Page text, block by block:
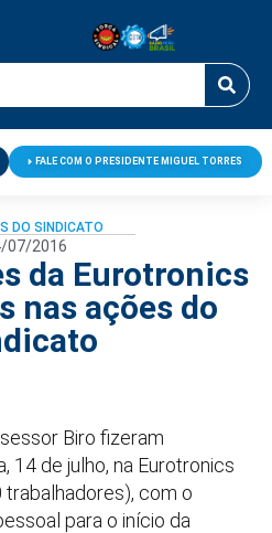
FALE COM O PRESIDENTE MIGUEL TORRES
DO SINDICATO
07/2016
da Eurotronics
nas ações do
Biro fizeram
14 de julho, na Eurotronics
trabalhadores), com o
para o início da